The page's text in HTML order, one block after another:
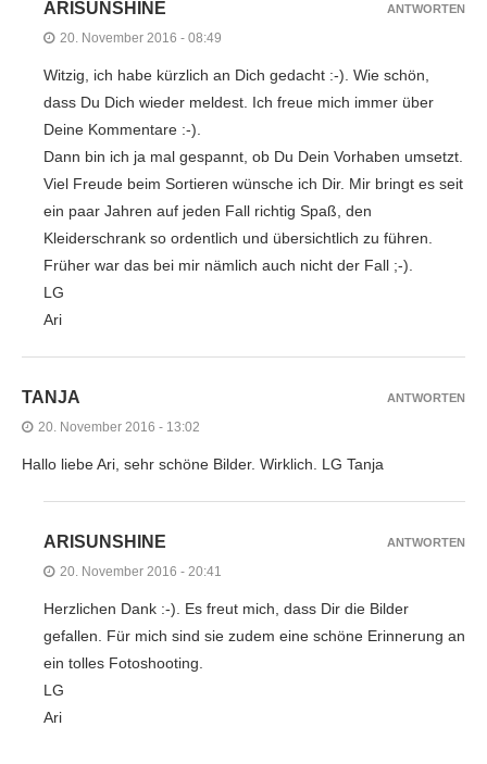
ARISUNSHINE
20. November 2016 - 08:49
Witzig, ich habe kürzlich an Dich gedacht :-). Wie schön,
dass Du Dich wieder meldest. Ich freue mich immer über
Deine Kommentare :-).
Dann bin ich ja mal gespannt, ob Du Dein Vorhaben umsetzt.
Viel Freude beim Sortieren wünsche ich Dir. Mir bringt es seit
ein paar Jahren auf jeden Fall richtig Spaß, den
Kleiderschrank so ordentlich und übersichtlich zu führen.
Früher war das bei mir nämlich auch nicht der Fall ;-).
LG
Ari
ANTWORTEN
TANJA
20. November 2016 - 13:02
Hallo liebe Ari, sehr schöne Bilder. Wirklich. LG Tanja
ANTWORTEN
ARISUNSHINE
20. November 2016 - 20:41
Herzlichen Dank :-). Es freut mich, dass Dir die Bilder
gefallen. Für mich sind sie zudem eine schöne Erinnerung an
ein tolles Fotoshooting.
LG
Ari
ANTWORTEN